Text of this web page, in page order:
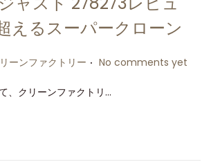
えるスーパークローン
ーンファクトリー . No comments yet
、クリーンファクトリ…